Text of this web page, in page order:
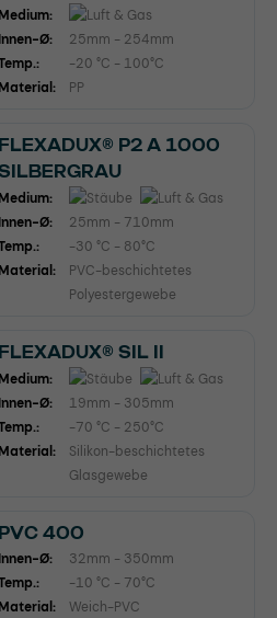
Medium:
Innen-Ø:
25mm - 254mm
-20 °C - 100°C
Material:
PP
FLEXADUX® P2 A 1000
Medium:
Innen-Ø:
25mm - 710mm
-30 °C - 80°C
Material:
PVC-beschichtetes
Polyestergewebe
FLEXADUX® SIL II
Medium:
Innen-Ø:
19mm - 305mm
-70 °C - 250°C
Material:
Silikon-beschichtetes
Glasgewebe
PVC 400
Innen-Ø:
32mm - 350mm
-10 °C - 70°C
Material:
Weich-PVC